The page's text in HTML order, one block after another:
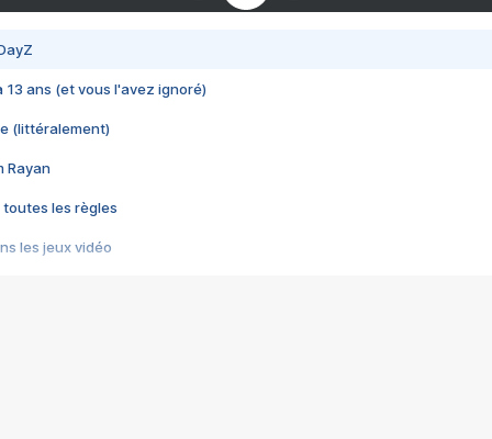
13 ans (et vous l'avez ignoré)
(littéralement)
Rayan
toutes les règles
les jeux vidéo